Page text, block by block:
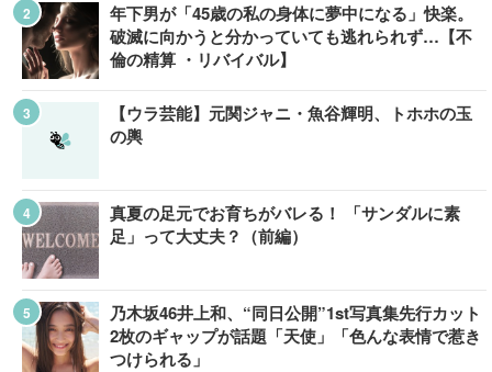
年下男が「45歳の私の身体に夢中になる」快楽。
破滅に向かうと分かっていても逃れられず…【不
倫の精算 ・リバイバル】
【ウラ芸能】元関ジャニ・魚谷輝明、トホホの玉
の輿
真夏の足元でお育ちがバレる！ 「サンダルに素
足」って大丈夫？（前編）
乃木坂46井上和、“同日公開”1st写真集先行カット
2枚のギャップが話題「天使」「色んな表情で惹き
つけられる」